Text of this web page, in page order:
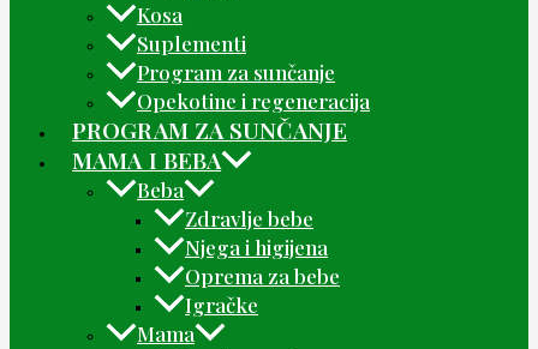
Kosa
Suplementi
Program za sunčanje
Opekotine i regeneracija
PROGRAM ZA SUNČANJE
MAMA I BEBA
Beba
Zdravlje bebe
Njega i higijena
Oprema za bebe
Igračke
Mama